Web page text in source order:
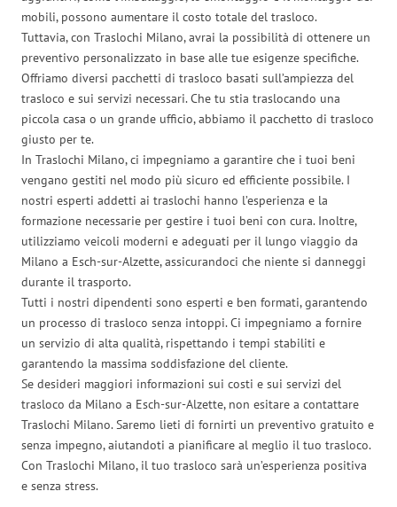
mobili, possono aumentare il costo totale del trasloco.
Tuttavia, con Traslochi Milano, avrai la possibilità di ottenere un
preventivo personalizzato in base alle tue esigenze specifiche.
Offriamo diversi pacchetti di trasloco basati sull’ampiezza del
trasloco e sui servizi necessari. Che tu stia traslocando una
piccola casa o un grande ufficio, abbiamo il pacchetto di trasloco
giusto per te.
In Traslochi Milano, ci impegniamo a garantire che i tuoi beni
vengano gestiti nel modo più sicuro ed efficiente possibile. I
nostri esperti addetti ai traslochi hanno l’esperienza e la
formazione necessarie per gestire i tuoi beni con cura. Inoltre,
utilizziamo veicoli moderni e adeguati per il lungo viaggio da
Milano a Esch-sur-Alzette, assicurandoci che niente si danneggi
durante il trasporto.
Tutti i nostri dipendenti sono esperti e ben formati, garantendo
un processo di trasloco senza intoppi. Ci impegniamo a fornire
un servizio di alta qualità, rispettando i tempi stabiliti e
garantendo la massima soddisfazione del cliente.
Se desideri maggiori informazioni sui costi e sui servizi del
trasloco da Milano a Esch-sur-Alzette, non esitare a contattare
Traslochi Milano. Saremo lieti di fornirti un preventivo gratuito e
senza impegno, aiutandoti a pianificare al meglio il tuo trasloco.
Con Traslochi Milano, il tuo trasloco sarà un’esperienza positiva
e senza stress.